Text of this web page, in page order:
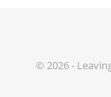
© 2026 -